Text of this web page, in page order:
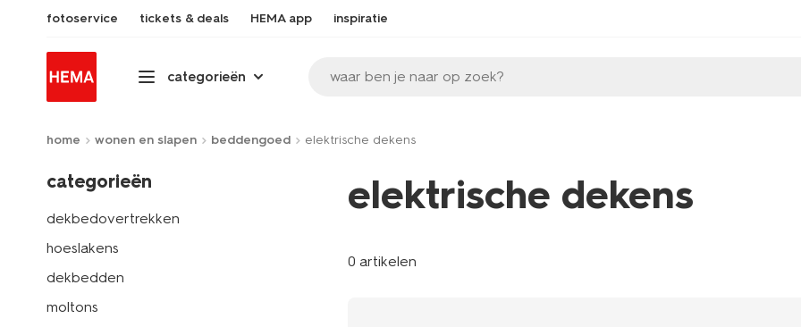
fotoservice tickets & deals HEMA app inspiratie
categorieën waar ben je naar op zoek?
home wonen en slapen beddengoed elektrische dekens
categorieën
dekbedovertrekken
hoeslakens
dekbedden
moltons
elektrische dekens
0 artikelen